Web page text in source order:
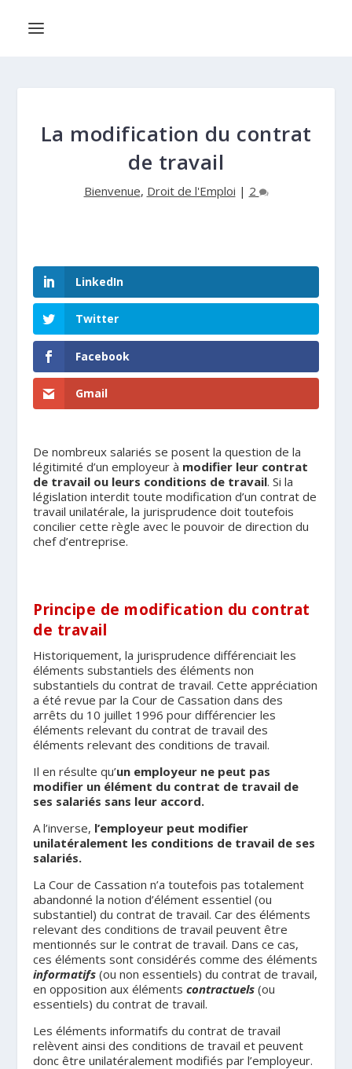
La modification du contrat
de travail
Bienvenue, Droit de l'Emploi | 2
LinkedIn
Twitter
Facebook
Gmail
De nombreux salariés se posent la question de la
légitimité d’un employeur à modifier leur contrat
de travail ou leurs conditions de travail. Si la
législation interdit toute modification d’un contrat de
travail unilatérale, la jurisprudence doit toutefois
concilier cette règle avec le pouvoir de direction du
chef d’entreprise.
Principe de modification du contrat
de travail
Historiquement, la jurisprudence différenciait les
éléments substantiels des éléments non
substantiels du contrat de travail. Cette appréciation
a été revue par la Cour de Cassation dans des
arrêts du 10 juillet 1996 pour différencier les
éléments relevant du contrat de travail des
éléments relevant des conditions de travail.
Il en résulte qu’un employeur ne peut pas
modifier un élément du contrat de travail de
ses salariés sans leur accord.
A l’inverse, l’employeur peut modifier
unilatéralement les conditions de travail de ses
salariés.
La Cour de Cassation n’a toutefois pas totalement
abandonné la notion d’élément essentiel (ou
substantiel) du contrat de travail. Car des éléments
relevant des conditions de travail peuvent être
mentionnés sur le contrat de travail. Dans ce cas,
ces éléments sont considérés comme des éléments
informatifs (ou non essentiels) du contrat de travail,
en opposition aux élémentscontractuels (ou
essentiels) du contrat de travail.
Les éléments informatifs du contrat de travail
relèvent ainsi des conditions de travail et peuvent
donc être unilatéralement modifiés par l’employeur.